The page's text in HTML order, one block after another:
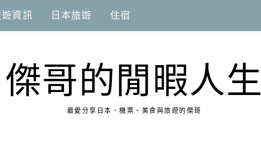
遊資訊 日本旅遊 住宿
傑哥的閒暇人生
最愛分享日本、機票、美食與旅遊的傑哥